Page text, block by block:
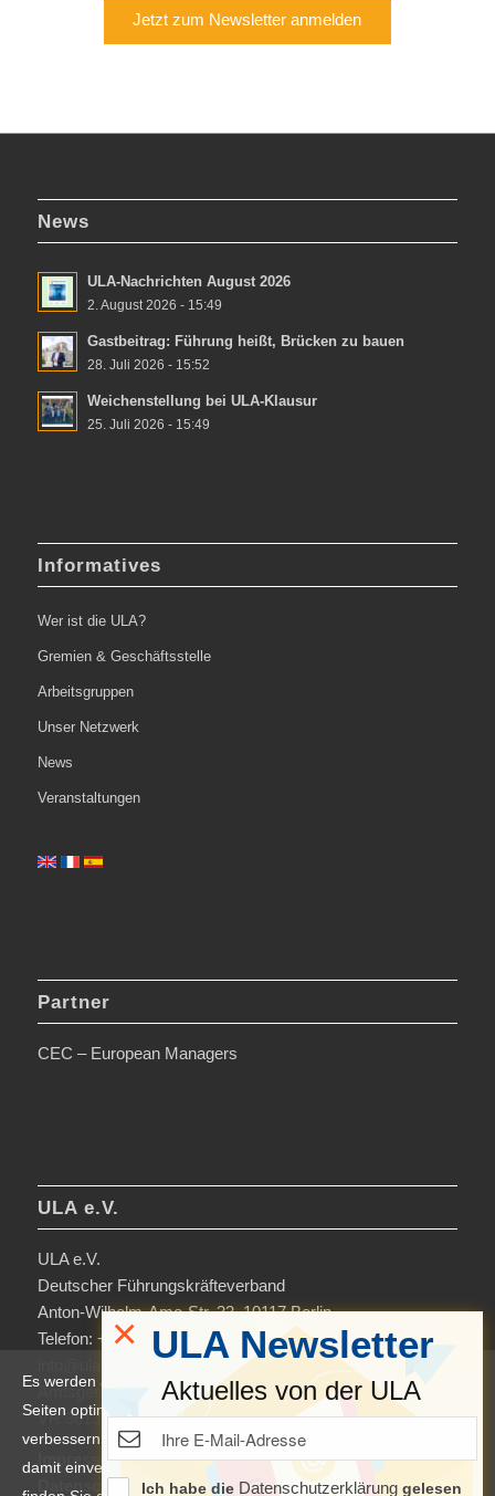
Jetzt zum Newsletter anmelden
News
ULA-Nachrichten August 2026
2. August 2026 - 15:49
Gastbeitrag: Führung heißt, Brücken zu bauen
28. Juli 2026 - 15:52
Weichenstellung bei ULA-Klausur
25. Juli 2026 - 15:49
Informatives
Wer ist die ULA?
Gremien & Geschäftsstelle
Arbeitsgruppen
Unser Netzwerk
News
Veranstaltungen
Partner
CEC – European Managers
ULA e.V.
ULA e.V.
Deutscher Führungskräfteverband
Anton-Wilhelm-Amo-Str. 33, 10117 Berlin
Telefon: +49 30-306963-0
Amtsgericht Charlottenburg
VR 36138 B
Impressum
Datenschutzerklärung & Nutzungsbedingungen
Es werden auf dieser Website Cookies verwendet, um die
Seiten optimiert darzustellen und das Nutzererlebnis zu
verbessern. Durch die Nutzung unserer Seiten erklären Sie sich
damit einverstanden. Weitere Informationen und Einstellungen
ULA Newsletter
Aktuelles von der ULA
Ich habe die Datenschutzerklärunggelesen
×